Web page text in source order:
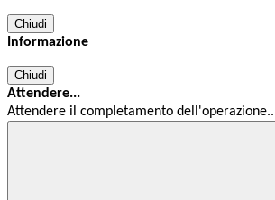
Chiudi
Informazione
Chiudi
Attendere...
Attendere il completamento